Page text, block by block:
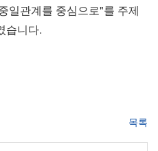
일관계를 중심으로"를 주제
습니다.
목록